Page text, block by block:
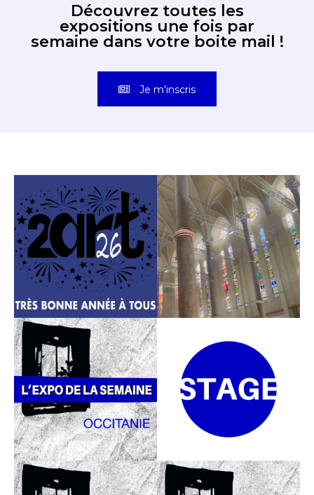
Découvrez toutes les
expositions une fois par
semaine dans votre boite mail !
Je m'inscris